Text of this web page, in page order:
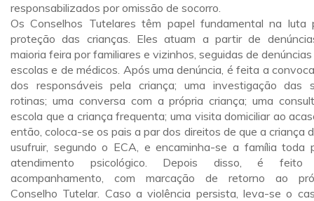
responsabilizados por omissão de socorro.
Os Conselhos Tutelares têm papel fundamental na luta
proteção das crianças. Eles atuam a partir de
maioria feira por familiares e vizinhos, seguidas de
escolas e de médicos. Após uma denúncia, é feita a
dos responsáveis pela criança; uma investigação das
rotinas; uma conversa com a própria criança; uma
escola que a criança frequenta; uma visita domiciliar ao
então, coloca-se os pais a par dos direitos de que a criança
usufruir, segundo o ECA, e encaminha-se a família toda
atendimento psicológico. Depois disso, é feito
acompanhamento, com marcação de retorno ao
Conselho Tutelar. Caso a violência persista, leva-se o